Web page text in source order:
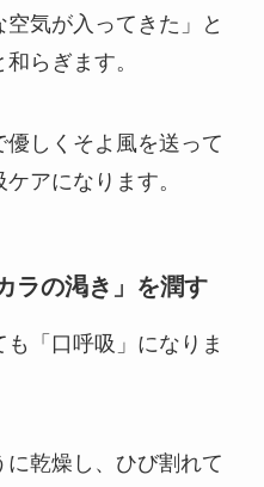
気が入ってきた」と
らぎます。
しくそよ風を送って
アになります。
ラの渇き」を潤す
「口呼吸」になりま
乾燥し、ひび割れて